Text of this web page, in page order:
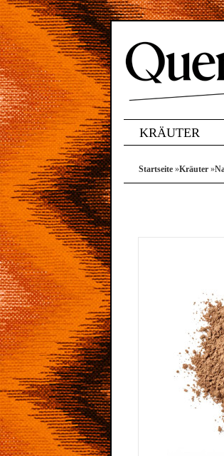
KRÄUTER
Startseite »Kräuter »